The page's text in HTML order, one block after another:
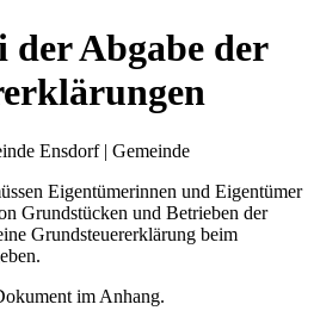
Abgabe der
Ensdorf | Gemeinde
Eigentümerinnen und Eigentümer
Grundstücken und Betrieben der
Grundsteuererklärung beim
im Anhang.